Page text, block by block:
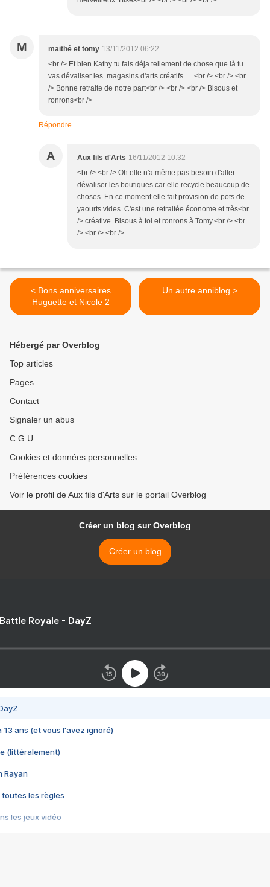
M maithé et tomy 13/11/2012 06:22
<br /> Et bien Kathy tu fais déja tellement de chose que là tu
vas dévaliser les magasins d'arts créatifs......<br /> <br /> <br
/> Bonne retraite de notre part<br /> <br /> <br /> Bisous et
ronrons<br />
Répondre
A Aux fils d'Arts 16/11/2012 10:32
<br /> <br /> Oh elle n'a même pas besoin d'aller
dévaliser les boutiques car elle recycle beaucoup de
choses. En ce moment elle fait provision de pots de
yaourts vides. C'est une retraitée économe et très<br
/> créative. Bisous à toi et ronrons à Tomy.<br /> <br
/> <br /> <br />
< Bons anniversaires
Huguette et Nicole 2
Un autre anniblog >
Hébergé par Overblog
Top articles
Pages
Contact
Signaler un abus
C.G.U.
Cookies et données personnelles
Préférences cookies
Voir le profil de Aux fils d'Arts sur le portail Overblog
Créer un blog sur Overblog
Créer un blog
Royale - DayZ
13 ans (et vous l'avez ignoré)
(littéralement)
Rayan
toutes les règles
les jeux vidéo